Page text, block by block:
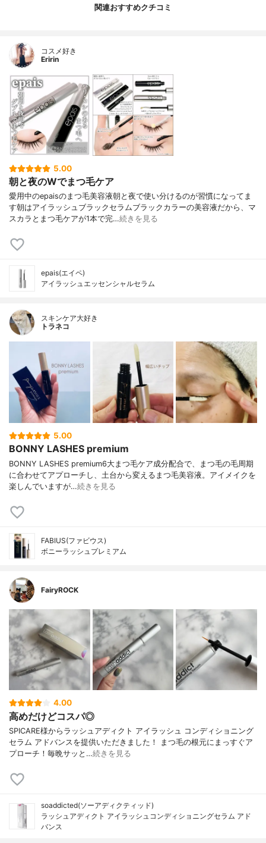
関連おすすめクチコミ
コスメ好き
Eririn
5.00
朝と夜のWでまつ毛ケア
愛用中のepaisのまつ毛美容液朝と夜で使い分けるのが習慣になってま
す朝はアイラッシュブラックセラムブラックカラーの美容液だから、マ
スカラとまつ毛ケアが1本で完…続きを見る
epais(エイペ)
アイラッシュエッセンシャルセラム
スキンケア大好き
トラネコ
5.00
BONNY LASHES premium
BONNY LASHES premium6大まつ毛ケア成分配合で、まつ毛の毛周期
に合わせてアプローチし、土台から変えるまつ毛美容液。アイメイクを
楽しんでいますが…続きを見る
FABIUS(ファビウス)
ボニーラッシュプレミアム
FairyROCK
4.00
高めだけどコスパ◎
SPICARE様からラッシュアディクト アイラッシュ コンディショニング
セラム アドバンスを提供いただきました！ まつ毛の根元にまっすぐア
プローチ！毎晩サッと…続きを見る
soaddicted(ソーアディクティッド)
ラッシュアディクト アイラッシュコンディショニングセラム アド
バンス